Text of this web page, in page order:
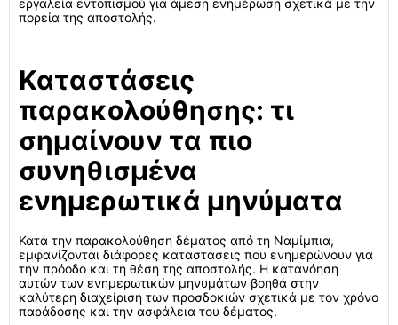
εργαλεία εντοπισμού για άμεση ενημέρωση σχετικά με την
πορεία της αποστολής.
Καταστάσεις
παρακολούθησης: τι
σημαίνουν τα πιο
συνηθισμένα
ενημερωτικά μηνύματα
Κατά την παρακολούθηση δέματος από τη Ναμίμπια,
εμφανίζονται διάφορες καταστάσεις που ενημερώνουν για
την πρόοδο και τη θέση της αποστολής. Η κατανόηση
αυτών των ενημερωτικών μηνυμάτων βοηθά στην
καλύτερη διαχείριση των προσδοκιών σχετικά με τον χρόνο
παράδοσης και την ασφάλεια του δέματος.